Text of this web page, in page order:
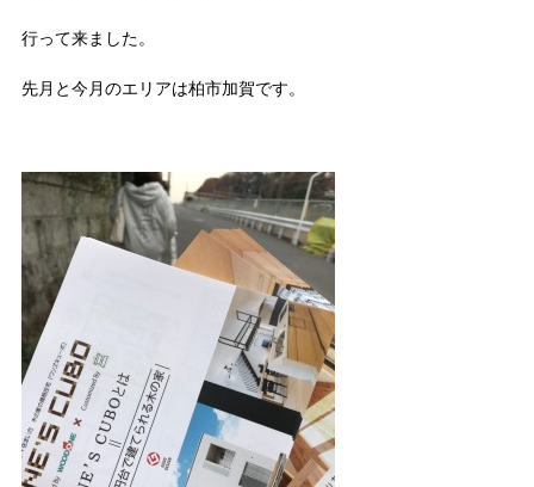
行って来ました。
先月と今月のエリアは柏市加賀です。